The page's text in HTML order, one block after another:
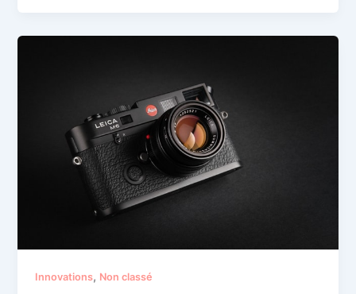
Innovations, Non classé